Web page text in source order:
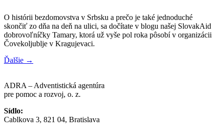
O histórii bezdomovstva v Srbsku a prečo je také jednoduché
skončiť zo dňa na deň na ulici, sa dočítate v blogu našej SlovakAid
dobrovoľníčky Tamary, ktorá už vyše pol roka pôsobí v organizácii
Čovekoljublje v Kragujevaci.
Ďalšie →
ADRA – Adventistická agentúra
pre pomoc a rozvoj, o. z.
Sídlo:
Cablkova 3, 821 04, Bratislava